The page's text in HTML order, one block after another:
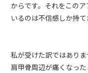
からです。それをこの
いるのは不信感しか持て
私が受けた訳ではあり
肩甲骨周辺が痛くなった